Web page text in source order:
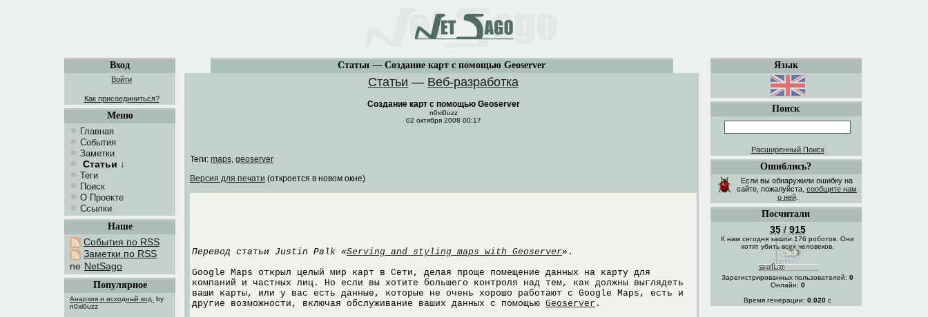
Вход
Войти
Как присоединиться?
Меню
Главная
События
Заметки
Статьи ↓
Теги
Поиск
О Проекте
Ссылки
Наше
События по RSS
Заметки по RSS
NetSago
Популярное
Анархия и исходный код.
by
n0xi0uzz
Статьи — Создание карт с помощью Geoserver
Статьи — Веб-разработка
Создание карт с помощью Geoserver
n0xi0uzz
02 октября 2008 00:17
Теги: maps, geoserver
Версия для печати (откроется в новом окне)
Перевод статьи Justin Palk «Serving and styling maps with Geoserver» .
Google Maps открыл целый мир карт в Сети, делая проще помещение данных на карту для
компаний и частных лиц. Но если вы хотите большего контроля над тем, как должны выглядеть
ваши карты, или у вас есть данные, которые не очень хорошо работают с Google Maps, есть и
другие возможности, включая обслуживание ваших данных с помощью Geoserver .
Язык
Поиск
Расширенный Поиск
Ошиблись?
Если вы обнаружили ошибку на
сайте, пожалуйста, сообщите нам
о ней.
Посчитали
35/ 915
К нам сегодня зашли 176 роботов. Они
хотят убить всех человеков.
Зарегистрированных пользователей: 0
Онлайн: 0
Время генерации: 0.020 с